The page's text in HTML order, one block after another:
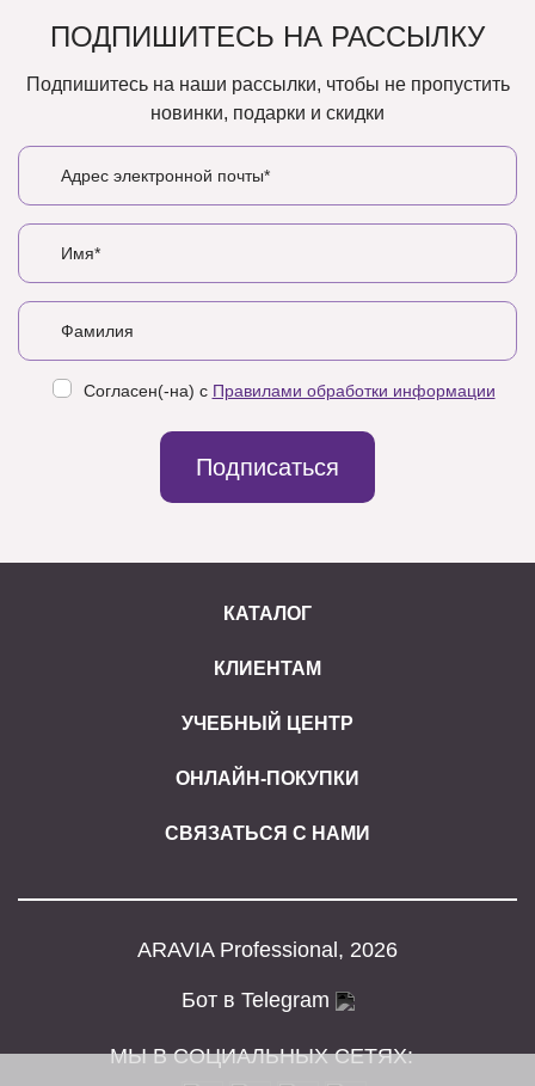
ПОДПИШИТЕСЬ НА РАССЫЛКУ
Подпишитесь на наши рассылки, чтобы не пропустить
новинки, подарки и скидки
Согласен(-на) с Правилами обработки информации
Подписаться
КАТАЛОГ
КЛИЕНТАМ
УЧЕБНЫЙ ЦЕНТР
ОНЛАЙН-ПОКУПКИ
СВЯЗАТЬСЯ С НАМИ
ARAVIA Professional, 2026
Бот в Telegram
МЫ В СОЦИАЛЬНЫХ СЕТЯХ: